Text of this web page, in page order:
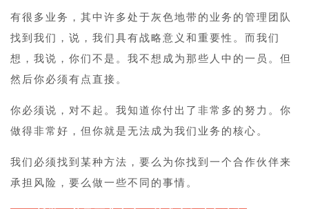
有很多业务，其中许多处于灰色地带的业务的管理团队
找到我们，说，我们具有战略意义和重要性。而我们
想，我说，你们不是。我不想成为那些人中的一员。但
然后你必须有点直接。
你必须说，对不起。我知道你付出了非常多的努力。你
做得非常好，但你就是无法成为我们业务的核心。
我们必须找到某种方法，要么为你找到一个合作伙伴来
承担风险，要么做一些不同的事情。